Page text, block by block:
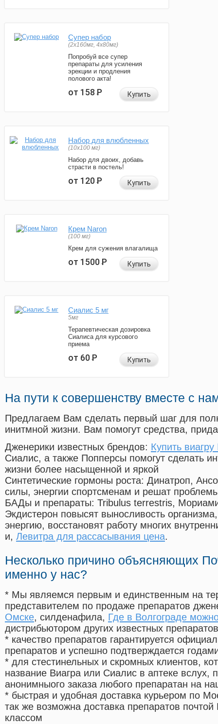
Супер набор
(2х160мг, 4х80мг)
Попробуй все супер
препараты для усиления
эрекции и продления
полового акта!
от 158Р Купить
Набор для влюбленных
(10х100 мг)
Набор для двоих, добавь
страсти в постель!
от 120Р Купить
Крем Naron
(100 мг)
Крем для сужения влагалища
от 1500Р Купить
Сиалис 5 мг
5мг
Терапевтическая дозировка
Сиалиса для курсового
приема
от 60Р Купить
На пути к совершенству вместе с
Предлагаем Вам сделать первый шаг для
инитмной жизни. Вам помогут средства,
Дженерики известных брендов: Купить
Сиалис, а также Попперсы помогут сделать
жизни более насыщенной и яркой
Синтетические гормоны роста: Динатроп,
силы, энергии спортсменам и решат
БАДы и препараты: Tribulus terrestris,
Экдистерон повысят выносливость
энергию, восстановят работу многих
и, Левитра для рассасывания цена.
Несколько причино объясняющих
именно у нас?
* Мы являемся первым и единственным на
представителем по продаже препаратов
Омске, силденафила, Где в Волгограде
дистрибьютором других известных препаратов
* качество препаратов гарантируется
препаратов и успешно подтверждается
* для стестинельных и скромных клиентов,
название Виагра или Сиалис в аптеке вслух,
анонимныого заказа любого препаратан на
* быстрая и удобная доставка курьером по
так же возможна доставка препаратов
классом